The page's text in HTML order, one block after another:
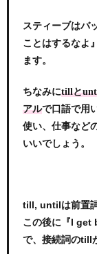
スティーブはバ
ことはするなよ
ます。
ちなみにtillと
アルで口語で用
使い、仕事など
いいでしょう。
till, untilは前置
この後に『I get
で、接続詞のtill